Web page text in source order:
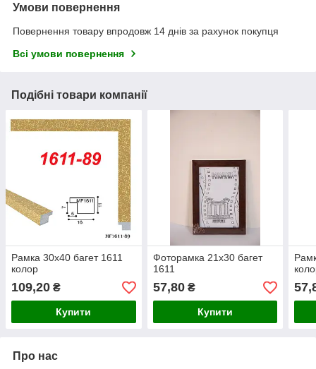
Умови повернення
Повернення товару впродовж 14 днів за рахунок покупця
Всі умови повернення
Подібні товари компанії
Рамка 30х40 багет 1611
колор
109,20 ₴
Купити
Фоторамка 21х30 багет
1611
57,80₴
Купити
Про нас